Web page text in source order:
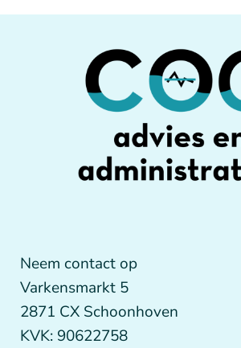
Neem contact op
Varkensmarkt 5
2871 CX Schoonhoven
KVK: 90622758